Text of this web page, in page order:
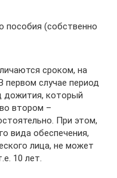
пособия (собственно
сроком, на
случае период
дожития, который
втором –
При этом,
вида обеспечения,
лица, не может
10 лет.